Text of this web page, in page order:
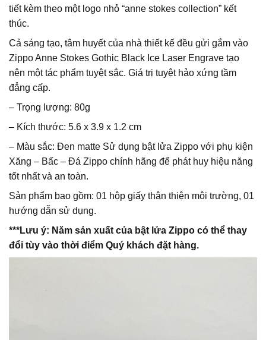
tiết kèm theo một logo nhỏ “anne stokes collection” kết
thúc.
Cả sáng tạo, tâm huyết của nhà thiết kế đều gửi gắm vào
Zippo Anne Stokes Gothic Black Ice Laser Engrave tạo
nên một tác phẩm tuyệt sắc. Giá trị tuyệt hảo xứng tầm
đẳng cấp.
– Trọng lượng: 80g
– Kích thước: 5.6 x 3.9 x 1.2 cm
– Màu sắc: Đen matte Sử dụng bật lửa Zippo với phụ kiện
Xăng – Bấc – Đá Zippo chính hãng để phát huy hiệu năng
tốt nhất và an toàn.
Sản phẩm bao gồm: 01 hộp giấy thân thiện môi trường, 01
hướng dẫn sử dụng.
***Lưu ý: Năm sản xuất của bật lửa Zippo có thể thay
đổi tùy vào thời điểm Quý khách đặt hàng.